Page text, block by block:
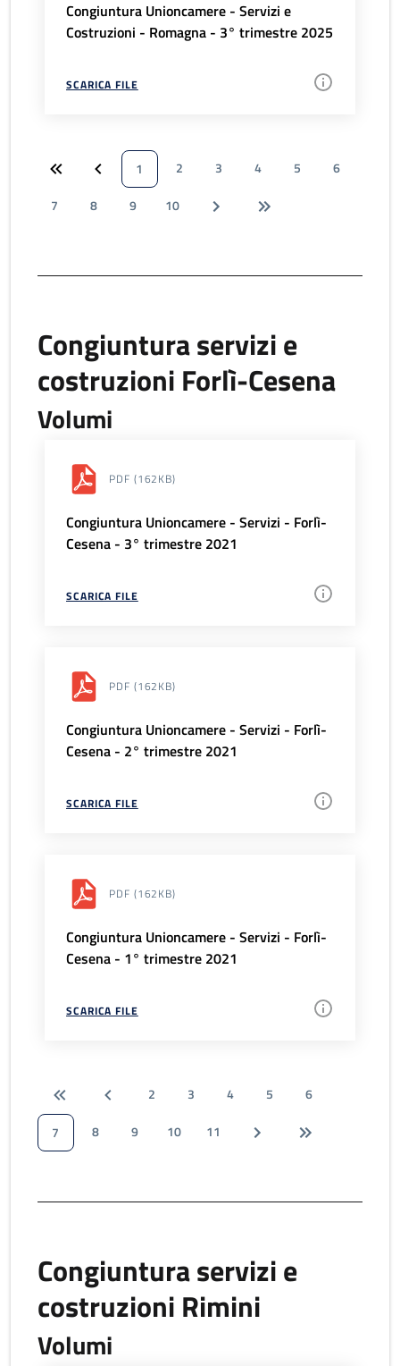
Congiuntura Unioncamere - Servizi e
Costruzioni - Romagna - 3° trimestre 2025
SCARICA FILE
1 2 3 4 5
6
7
8 9 10
Congiuntura servizi e
costruzioni Forlì-Cesena
Volumi
PDF (162KB)
Congiuntura Unioncamere - Servizi - Forlì-
Cesena - 3° trimestre 2021
SCARICA FILE
PDF (162KB)
Congiuntura Unioncamere - Servizi - Forlì-
Cesena - 2° trimestre 2021
SCARICA FILE
PDF (162KB)
Congiuntura Unioncamere - Servizi - Forlì-
Cesena - 1° trimestre 2021
SCARICA FILE
2 3 4 5
6
7
8 9 10 11
Congiuntura servizi e
costruzioni Rimini
Volumi